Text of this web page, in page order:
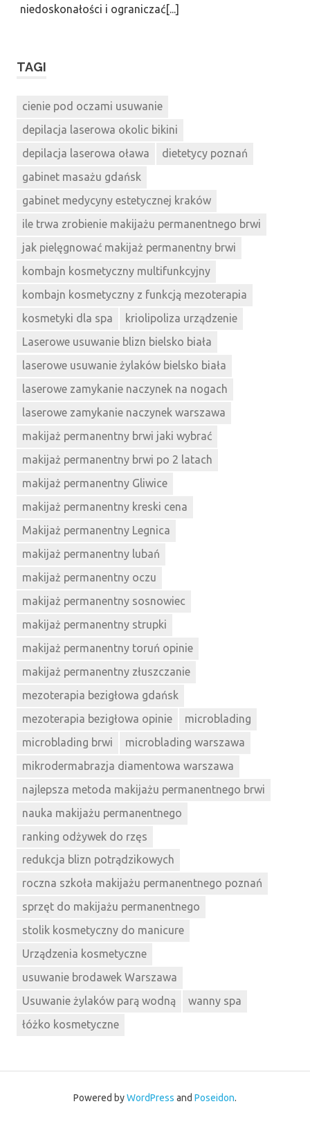
niedoskonałości i ograniczać[...]
TAGI
cienie pod oczami usuwanie
depilacja laserowa okolic bikini
depilacja laserowa oława
dietetycy poznań
gabinet masażu gdańsk
gabinet medycyny estetycznej kraków
ile trwa zrobienie makijażu permanentnego brwi
jak pielęgnować makijaż permanentny brwi
kombajn kosmetyczny multifunkcyjny
kombajn kosmetyczny z funkcją mezoterapia
kosmetyki dla spa
kriolipoliza urządzenie
Laserowe usuwanie blizn bielsko biała
laserowe usuwanie żylaków bielsko biała
laserowe zamykanie naczynek na nogach
laserowe zamykanie naczynek warszawa
makijaż permanentny brwi jaki wybrać
makijaż permanentny brwi po 2 latach
makijaż permanentny Gliwice
makijaż permanentny kreski cena
Makijaż permanentny Legnica
makijaż permanentny lubań
makijaż permanentny oczu
makijaż permanentny sosnowiec
makijaż permanentny strupki
makijaż permanentny toruń opinie
makijaż permanentny złuszczanie
mezoterapia bezigłowa gdańsk
mezoterapia bezigłowa opinie
microblading
microblading brwi
microblading warszawa
mikrodermabrazja diamentowa warszawa
najlepsza metoda makijażu permanentnego brwi
nauka makijażu permanentnego
ranking odżywek do rzęs
redukcja blizn potrądzikowych
roczna szkoła makijażu permanentnego poznań
sprzęt do makijażu permanentnego
stolik kosmetyczny do manicure
Urządzenia kosmetyczne
usuwanie brodawek Warszawa
Usuwanie żylaków parą wodną
wanny spa
łóżko kosmetyczne
Powered byWordPress and Poseidon.